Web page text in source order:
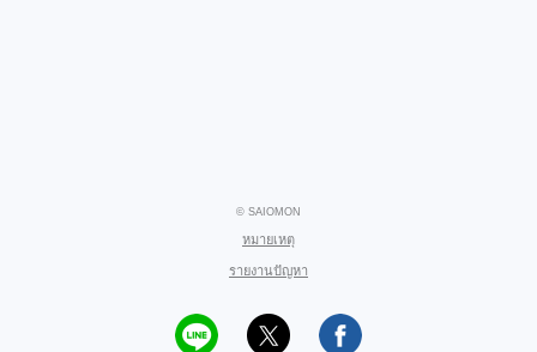
© SAIOMON
หมายเหตุ
รายงานปัญหา